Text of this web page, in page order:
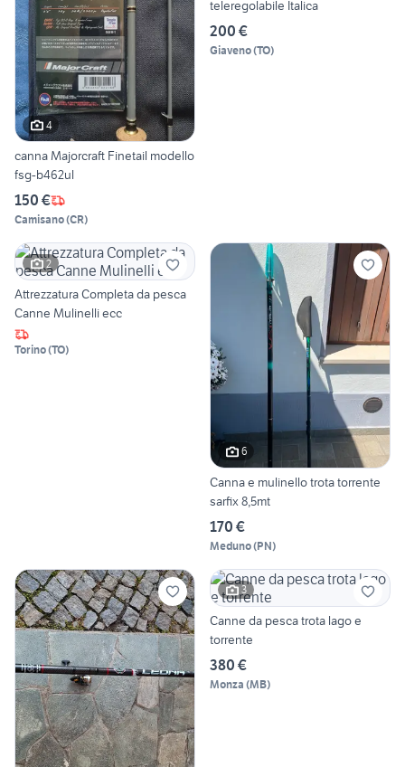
4
canna Majorcraft Finetail modello
fsg-b462ul
150 €
Camisano(CR)
teleregolabile Italica
200 €
Giaveno(TO)
2
Attrezzatura Completa da pesca
Canne Mulinelli ecc
Torino(TO)
6
Canna e mulinello trota torrente
sarfix 8,5mt
170 €
Meduno(PN)
3
Canne da pesca trota lago e
torrente
380 €
Monza (MB)